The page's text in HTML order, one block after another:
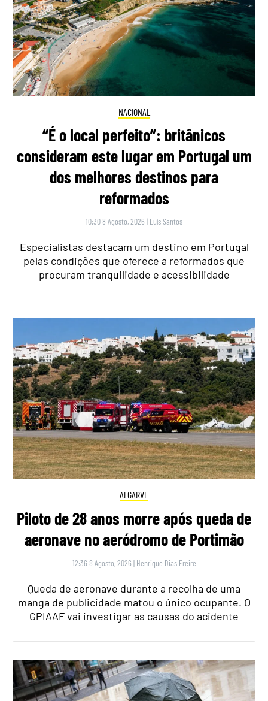
NACIONAL
“É o local perfeito”: britânicos
consideram este lugar em Portugal um
dos melhores destinos para
reformados
10:30 8 Agosto, 2026 | Luís Santos
Especialistas destacam um destino em Portugal
pelas condições que oferece a reformados que
procuram tranquilidade e acessibilidade
ALGARVE
Piloto de 28 anos morre após queda de
aeronave no aeródromo de Portimão
12:36 8 Agosto, 2026 | Henrique Dias Freire
Queda de aeronave durante a recolha de uma
manga de publicidade matou o único ocupante. O
GPIAAF vai investigar as causas do acidente